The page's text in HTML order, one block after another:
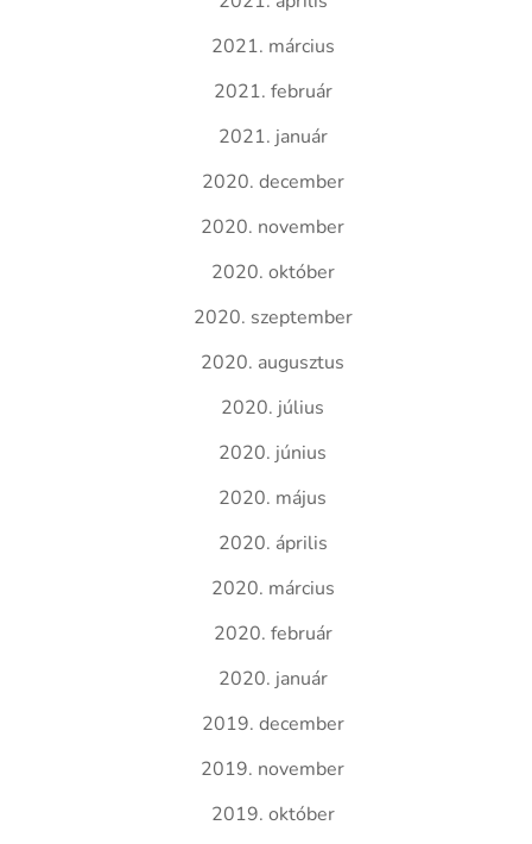
2021. március
2021. február
2021. január
2020. december
2020. november
2020. október
2020. szeptember
2020. augusztus
2020. július
2020. június
2020. május
2020. április
2020. március
2020. február
2020. január
2019. december
2019. november
2019. október